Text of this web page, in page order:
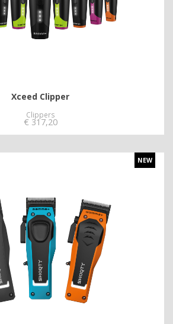
Xceed Clipper
Clippers
€ 317,20
NEW